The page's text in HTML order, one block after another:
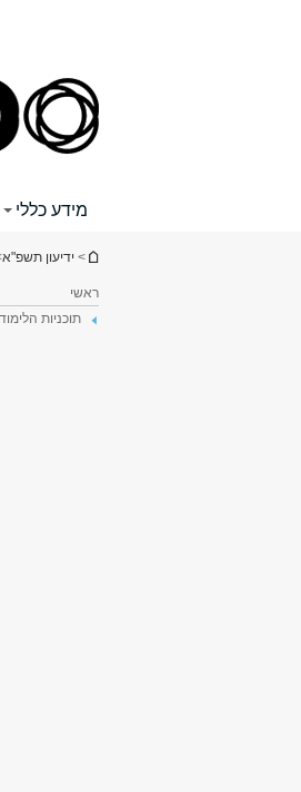
מידע כללי
הינך נמצא כאן
> ידיעון תשפ"א
ראשי
תוכניות